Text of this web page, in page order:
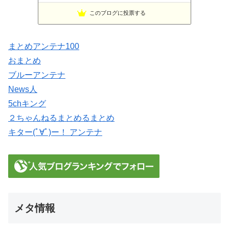
このブログに投票する
まとめアンテナ100
おまとめ
ブルーアンテナ
News人
5chキング
２ちゃんねるまとめるまとめ
キター(ﾟ∀ﾟ)ー！ アンテナ
メタ情報